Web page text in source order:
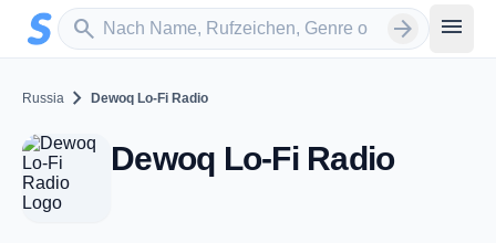
Zum Hauptinhalt springen
search
Sender suchen arrow_forward menu
Russia chevron_right Dewoq Lo-Fi Radio
Dewoq Lo-Fi Radio